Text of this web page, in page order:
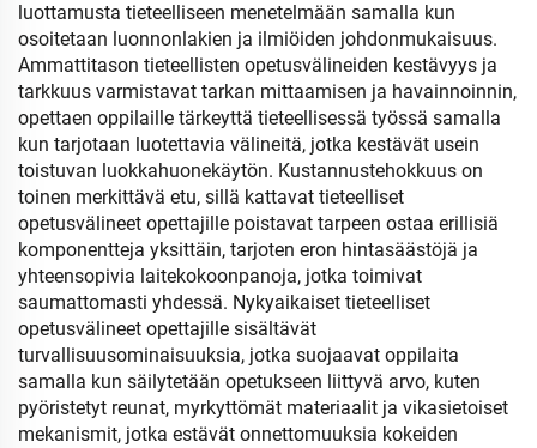
luottamusta tieteelliseen menetelmään samalla kun
osoitetaan luonnonlakien ja ilmiöiden johdonmukaisuus.
Ammattitason tieteellisten opetusvälineiden kestävyys ja
tarkkuus varmistavat tarkan mittaamisen ja havainnoinnin,
opettaen oppilaille tärkeyttä tieteellisessä työssä samalla
kun tarjotaan luotettavia välineitä, jotka kestävät usein
toistuvan luokkahuonekäytön. Kustannustehokkuus on
toinen merkittävä etu, sillä kattavat tieteelliset
opetusvälineet opettajille poistavat tarpeen ostaa erillisiä
komponentteja yksittäin, tarjoten eron hintasäästöjä ja
yhteensopivia laitekokoonpanoja, jotka toimivat
saumattomasti yhdessä. Nykyaikaiset tieteelliset
opetusvälineet opettajille sisältävät
turvallisuusominaisuuksia, jotka suojaavat oppilaita
samalla kun säilytetään opetukseen liittyvä arvo, kuten
pyöristetyt reunat, myrkyttömät materiaalit ja vikasietoiset
mekanismit, jotka estävät onnettomuuksia kokeiden